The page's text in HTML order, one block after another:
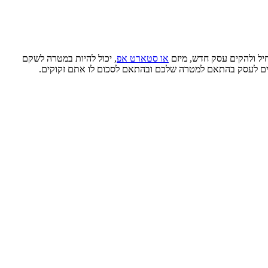
ולהקים עסק חדש, מיזם או סטארט אפ, יכול להיות במטרה לשקם
לעסק בהתאם למטרה שלכם ובהתאם לסכום לו אתם זקוקים.